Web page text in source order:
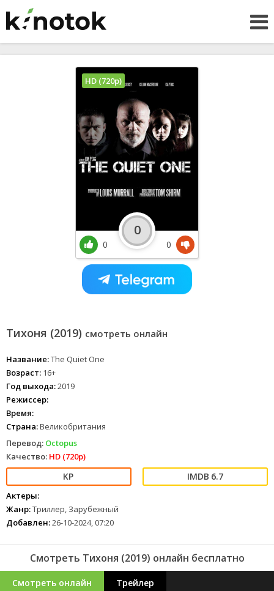
Тихоня (2019) смотреть онлайн
Название:The Quiet One
Возраст: 16+
Год выхода:2019
Режиссер:
Время:
Страна:Великобритания
Перевод: Octopus
Качество: HD (720p)
6.7
Актеры:
Жанр:Триллер, Зарубежный
Добавлен:26-10-2024, 07:20
HD (720p)
0
0
0
Смотреть Тихоня (2019) онлайн бесплатно
Смотреть онлайн Трейлер